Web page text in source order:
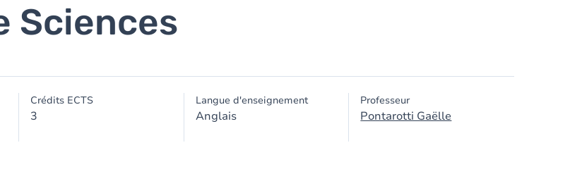
Sciences
Crédits ECTS
3
Langue d'enseignement
Anglais
Professeur
Pontarotti Gaëlle